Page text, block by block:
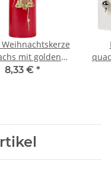
Weihnachtskerze
mit goldenen
Stumpenkerze
8,33 € *